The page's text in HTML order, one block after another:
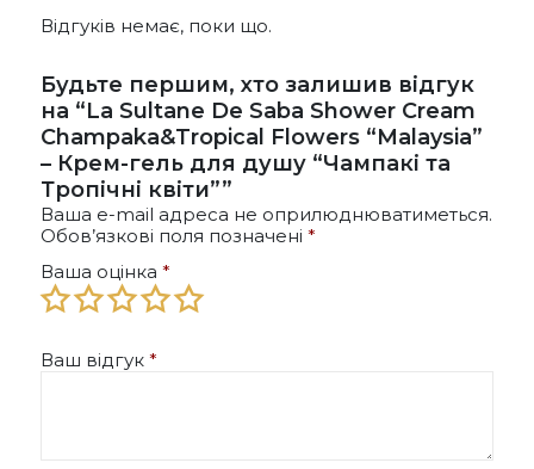
Відгуків немає, поки що.
Будьте першим, хто залишив відгук
на “La Sultane De Saba Shower Cream
Champaka&Tropical Flowers “Malaysia”
– Крем-гель для душу “Чампакі та
Тропічні квіти””
Ваша e-mail адреса не оприлюднюватиметься.
Обов’язкові поля позначені *
Ваша оцінка *
Ваш відгук *